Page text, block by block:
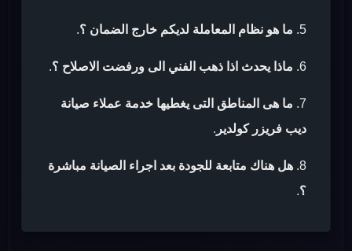
ما هو نظام المعاملة لديكم خارج الضمان ؟.
ماذا يحدث اذا ذهب الفني الى ورفضت الاصلاح ؟.
ما هى المناطق التى يغطيها خدمة عملاء صيانة
ديب فريزر كولدير .
هل هناك متابعة للجودة بعد اجراء الصيانة مباشرة
؟.